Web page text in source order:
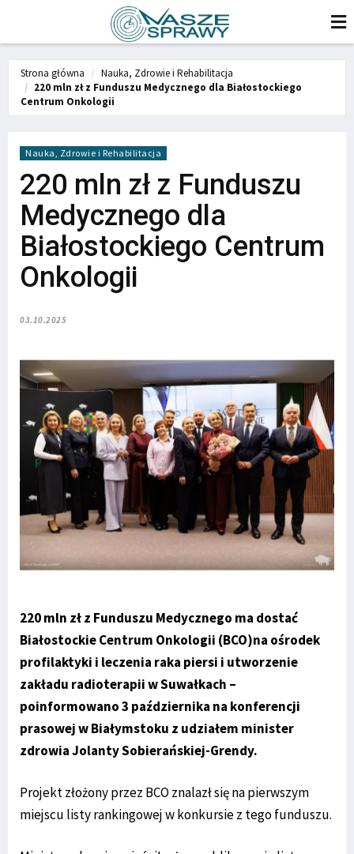
Strona główna
Nauka, Zdrowie i Rehabilitacja
220 mln zł z Funduszu Medycznego dla Białostockiego
Centrum Onkologii
Nauka, Zdrowie i Rehabilitacja
220 mln zł z Funduszu
Medycznego dla
Białostockiego Centrum
Onkologii
03.10.2025
220 mln zł z Funduszu Medycznego ma dostać
Białostockie Centrum Onkologii (BCO)na ośrodek
profilaktyki i leczenia raka piersi i utworzenie
zakładu radioterapii w Suwałkach –
poinformowano 3 października na konferencji
prasowej w Białymstoku z udziałem minister
zdrowia Jolanty Sobierańskiej-Grendy.
Projekt złożony przez BCO znalazł się na pierwszym
miejscu listy rankingowej w konkursie z tego funduszu.